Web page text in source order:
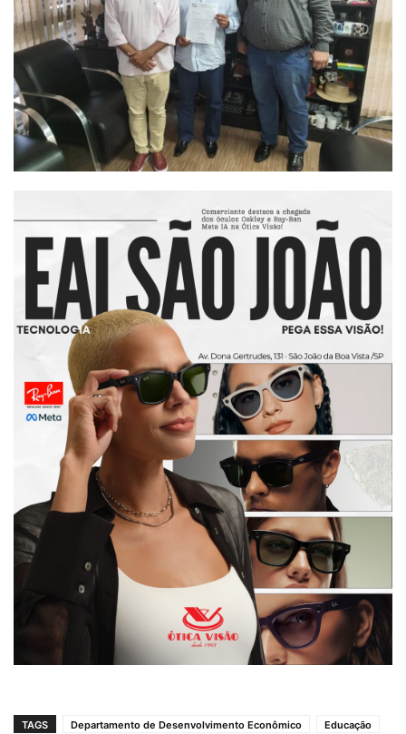
TAGS Departamento de Desenvolvimento Econômico Educação